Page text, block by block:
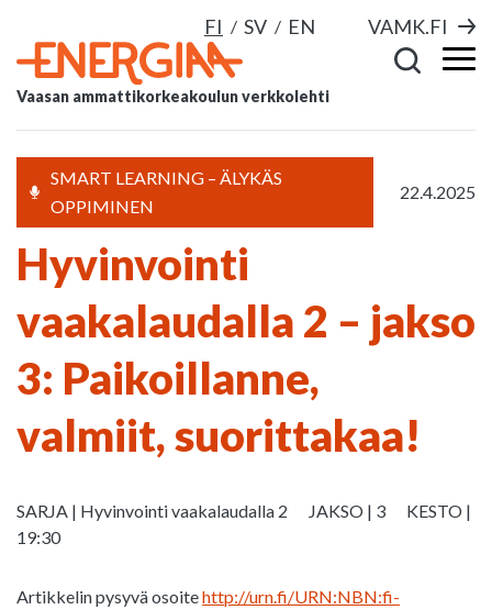
FI SV EN VAMK.FI
Vaasan ammattikorkeakoulun verkkolehti
SMART LEARNING – ÄLYKÄS
OPPIMINEN
22.4.2025
Hyvinvointi
vaakalaudalla 2 – jakso
3: Paikoillanne,
valmiit, suorittakaa!
SARJA | Hyvinvointi vaakalaudalla 2 JAKSO | 3
KESTO |
19:30
Artikkelin pysyvä osoitehttp://urn.fi/URN:NBN:fi-